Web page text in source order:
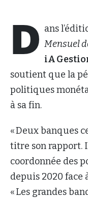
D ans
Mensuel
iA
soutient que la
politiques
à sa fin.
« Deux banques
titre son rapport.
coordonnée des
depuis 2020 face
« Les grandes